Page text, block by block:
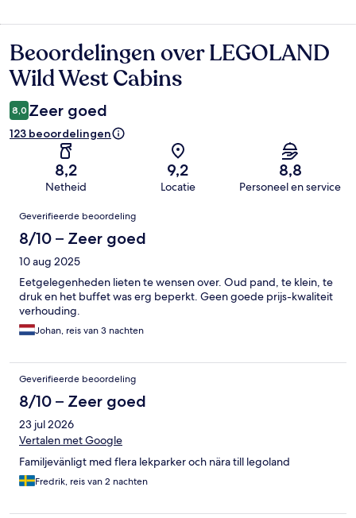
Beoordelingen
Beoordelingen over LEGOLAND
Wild West Cabins
8,0 Zeer goed
123 beoordelingen
8,2
Netheid
9,2
Locatie
8,8
Personeel en service
Beoordelingen
Geverifieerde beoordeling
8/10 – Zeer goed
10 aug 2025
Eetgelegenheden lieten te wensen over. Oud pand, te klein, te
druk en het buffet was erg beperkt. Geen goede prijs-kwaliteit
verhouding.
Johan, reis van 3 nachten
Geverifieerde beoordeling
8/10 – Zeer goed
23 jul 2026
Vertalen met Google
Familjevänligt med flera lekparker och nära till legoland
Fredrik, reis van 2 nachten